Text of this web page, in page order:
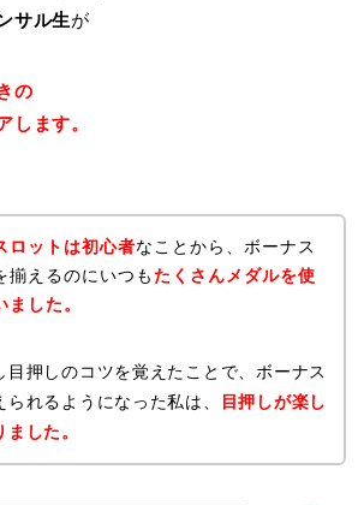
サル生が
の
します。
ロットは初心者なことから、ボーナス
揃えるのにいつもたくさんメダルを使
ました。
目押しのコツを覚えたことで、ボーナス
られるようになった私は、
目押しが楽し
ました。